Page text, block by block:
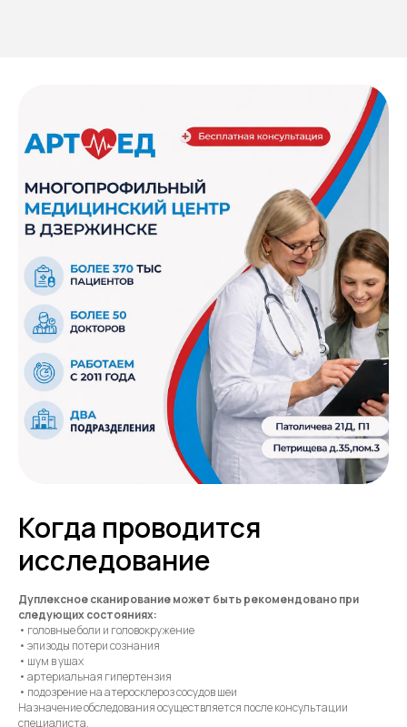
Когда проводится
исследование
Дуплексное сканирование может быть рекомендовано при
следующих состояниях:
• головные боли и головокружение
• эпизоды потери сознания
• шум в ушах
• артериальная гипертензия
• подозрение на атеросклероз сосудов шеи
Назначение обследования осуществляется после консультации
специалиста.